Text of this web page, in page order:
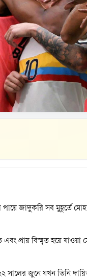
জাদুকরি সব মুহূর্তে
প্রায় বিস্মৃত হয়ে
সালের জুনে যখন তিনি